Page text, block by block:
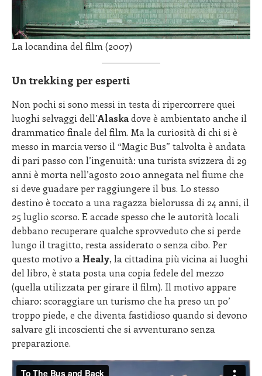
La locandina del film (2007)
Un trekking per esperti
Non pochi si sono messi in testa di ripercorrere quei
luoghi selvaggi dell’Alaskadove è ambientato anche il
drammatico finale del film. Ma la curiosità di chi si è
messo in marcia verso il “Magic Bus” talvolta è andata
di pari passo con l’ingenuità: una turista svizzera di 29
anni è morta nell’agosto 2010 annegata nel fiume che
si deve guadare per raggiungere il bus. Lo stesso
destino è toccato a una ragazza bielorussa di 24 anni, il
25 luglio scorso. E accade spesso che le autorità locali
debbano recuperare qualche sprovveduto che si perde
lungo il tragitto, resta assiderato o senza cibo. Per
questo motivo a Healy, la cittadina più vicina ai luoghi
del libro, è stata posta una copia fedele del mezzo
(quella utilizzata per girare il film). Il motivo appare
chiaro: scoraggiare un turismo che ha preso un po’
troppo piede, e che diventa fastidioso quando si devono
salvare gli incoscienti che si avventurano senza
preparazione.